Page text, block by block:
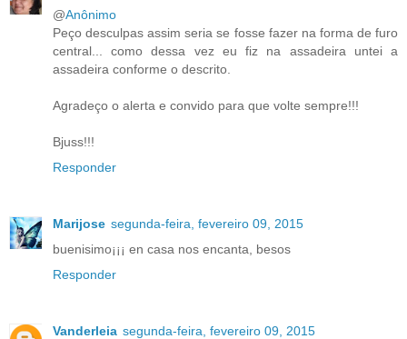
@Anônimo
Peço desculpas assim seria se fosse fazer na forma de furo
central... como dessa vez eu fiz na assadeira untei a
assadeira conforme o descrito.
Agradeço o alerta e convido para que volte sempre!!!
Bjuss!!!
Responder
Marijose segunda-feira, fevereiro 09, 2015
buenisimo¡¡¡ en casa nos encanta, besos
Responder
Vanderleia segunda-feira, fevereiro 09, 2015